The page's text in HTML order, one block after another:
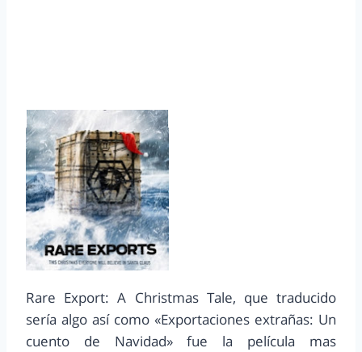
Rare Export: A Christmas Tale, que traducido
sería algo así como «Exportaciones extrañas: Un
cuento de Navidad» fue la película mas